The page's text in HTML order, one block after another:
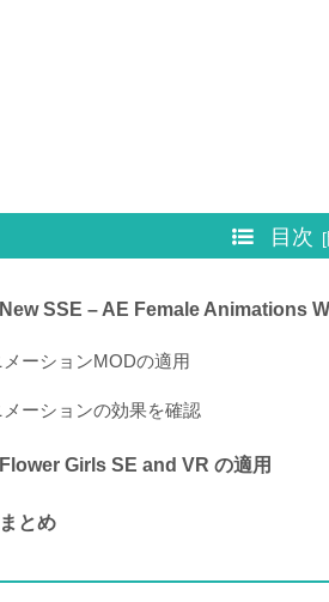
目次
New SSE – AE Female Animations
メーションMODの適用
メーションの効果を確認
Flower Girls SE and VR の適用
まとめ